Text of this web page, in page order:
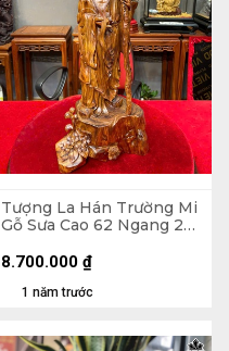
Tượng La Hán Trường Mi
Gỗ Sưa Cao 62 Ngang 23
1 năm trước
8.700.000 ₫